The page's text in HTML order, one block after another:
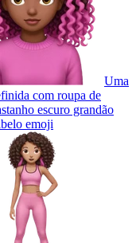
Uma
com roupa de
escuro grandão
emoji